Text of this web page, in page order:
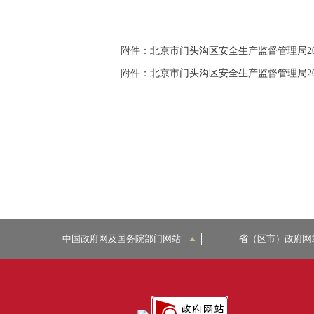
附件： 北京市门头沟区安全生产监督管理局
附件： 北京市门头沟区安全生产监督管理局
中国政府网及国务院部门网站 省（区市）政府网